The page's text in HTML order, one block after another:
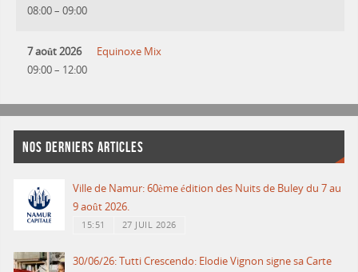
08:00– 09:00
7 août 2026
09:00– 12:00
Equinoxe Mix
NOS DERNIERS ARTICLES
Ville de Namur: 60ème édition des Nuits de Buley du 7 au
9 août 2026.
15:51 27 JUIL 2026
30/06/26: Tutti Crescendo: Elodie Vignon signe sa Carte